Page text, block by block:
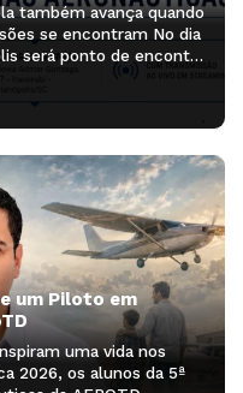
também avança quando
se encontram No dia
será ponto de encontro
e lideranças
da aviação. O
um Piloto em
uma vida nos
2026, os alunos da 5ª